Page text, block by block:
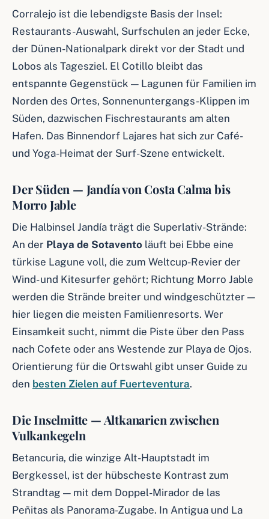
Corralejo ist die lebendigste Basis der Insel:
Restaurants-Auswahl, Surfschulen an jeder Ecke,
der Dünen-Nationalpark direkt vor der Stadt und
Lobos als Tagesziel. El Cotillo bleibt das
entspannte Gegenstück — Lagunen für Familien im
Norden des Ortes, Sonnenuntergangs-Klippen im
Süden, dazwischen Fischrestaurants am alten
Hafen. Das Binnendorf Lajares hat sich zur Café-
und Yoga-Heimat der Surf-Szene entwickelt.
Der Süden — Jandía von Costa Calma bis
Morro Jable
Die Halbinsel Jandía trägt die Superlativ-Strände:
An der Playa de Sotavento läuft bei Ebbe eine
türkise Lagune voll, die zum Weltcup-Revier der
Wind- und Kitesurfer gehört; Richtung Morro Jable
werden die Strände breiter und windgeschützter —
hier liegen die meisten Familienresorts. Wer
Einsamkeit sucht, nimmt die Piste über den Pass
nach Cofete oder ans Westende zur Playa de Ojos.
Orientierung für die Ortswahl gibt unser Guide zu
den besten Zielen auf Fuerteventura.
Die Inselmitte — Altkanarien zwischen
Vulkankegeln
Betancuria, die winzige Alt-Hauptstadt im
Bergkessel, ist der hübscheste Kontrast zum
Strandtag — mit dem Doppel-Mirador de las
Peñitas als Panorama-Zugabe. In Antigua und La